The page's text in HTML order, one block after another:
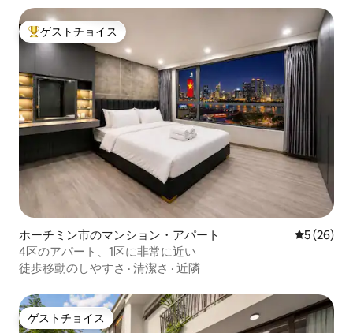
大好評のゲストチョイスです。
ゲストチョイス
ホーチミン市のマンション・アパート レビュー
5 (26)
4区のアパート、1区に非常に近い
徒歩移動のしやすさ · 清潔さ · 近隣
ゲストチョイス
ゲストチョイス